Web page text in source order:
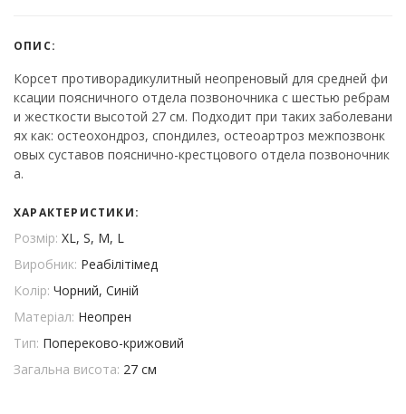
ОПИС:
Корсет противорадикулитный неопреновый для средней фи
ксации поясничного отдела позвоночника с шестью ребрам
и жесткости высотой 27 см. Подходит при таких заболевани
ях как: остеохондроз, спондилез, остеоартроз межпозвонк
овых суставов пояснично-крестцового отдела позвоночник
а.
ХАРАКТЕРИСТИКИ:
Розмір: XL, S, M, L
Виробник: Реабілітімед
Колір: Чорний, Синій
Матеріал: Неопрен
Тип: Попереково-крижовий
Загальна висота: 27 см